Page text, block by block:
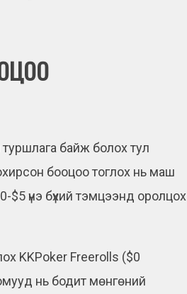
байж болох тул
бооцоо тоглох нь маш
үнэ бүхий тэмцээнд оролцох
KKPoker Freerolls ($0
нь бодит мөнгөний